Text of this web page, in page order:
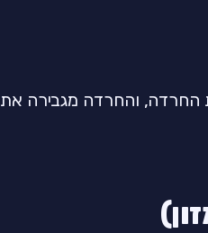
החרדה, והחרדה מגבירה את